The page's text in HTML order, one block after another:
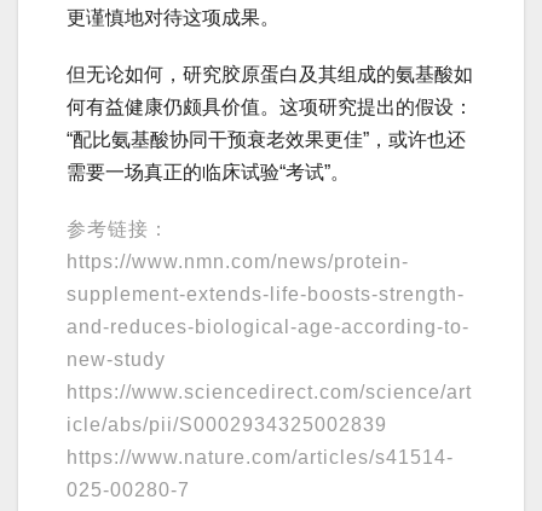
更谨慎地对待这项成果。
但无论如何，研究胶原蛋白及其组成的氨基酸如
何有益健康仍颇具价值。这项研究提出的假设：
“配比氨基酸协同干预衰老效果更佳”，或许也还
需要一场真正的临床试验“考试”。
参考链接：
https://www.nmn.com/news/protein-
supplement-extends-life-boosts-strength-
and-reduces-biological-age-according-to-
new-study
https://www.sciencedirect.com/science/art
icle/abs/pii/S0002934325002839
https://www.nature.com/articles/s41514-
025-00280-7